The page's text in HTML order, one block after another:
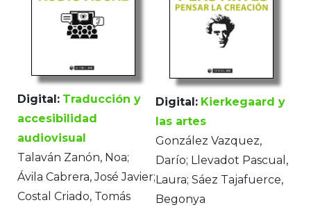
Digital: Traducción y
accesibilidad
audiovisual
Talaván Zanón, Noa;
Ávila Cabrera, José Javier;
Costal Criado, Tomás
Digital: Kierkegaard y
las artes
González Vazquez,
Darío; Llevadot Pascual,
Laura; Sáez Tajafuerce,
Begonya